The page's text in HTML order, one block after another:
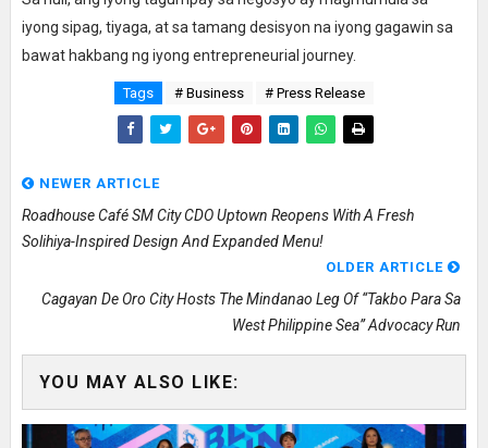
iyong sipag, tiyaga, at sa tamang desisyon na iyong gagawin sa
bawat hakbang ng iyong entrepreneurial journey.
Tags # Business # Press Release
NEWER ARTICLE
Roadhouse Café SM City CDO Uptown Reopens With A Fresh
Solihiya-Inspired Design And Expanded Menu!
OLDER ARTICLE
Cagayan De Oro City Hosts The Mindanao Leg Of “Takbo Para Sa
West Philippine Sea” Advocacy Run
YOU MAY ALSO LIKE: